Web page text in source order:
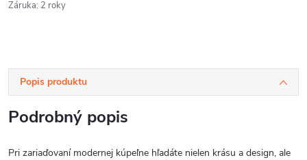
Záruka: 2 roky
Popis produktu
Podrobný popis
Pri zariaďovaní modernej kúpeľne hľadáte nielen krásu a design, ale